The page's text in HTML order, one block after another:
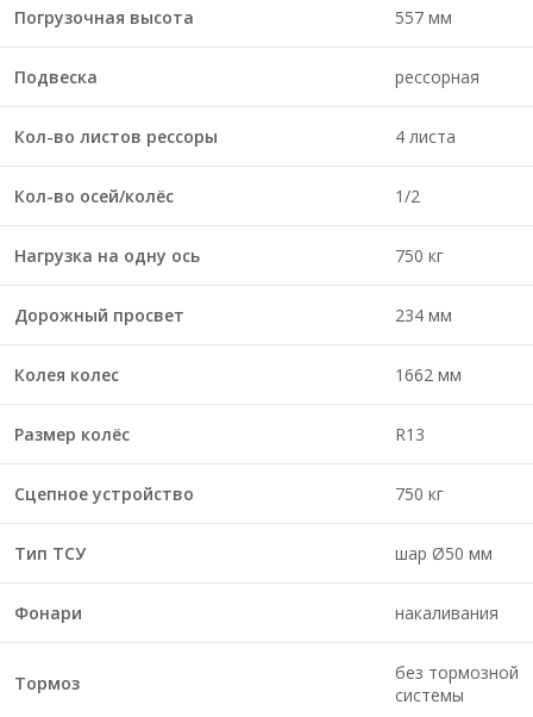
Погрузочная высота 557 мм
Подвеска рессорная
Кол-во листов рессоры 4 листа
Кол-во осей/колёс 1/2
Нагрузка на одну ось 750 кг
Дорожный просвет 234 мм
Колея колес 1662 мм
Размер колёс R13
Сцепное устройство 750 кг
Тип ТСУ шар Ø50 мм
Фонари накаливания
Тормоз
без тормозной
системы